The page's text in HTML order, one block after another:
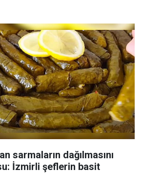
sarmaların dağılmasını
İzmirli şeflerin basit